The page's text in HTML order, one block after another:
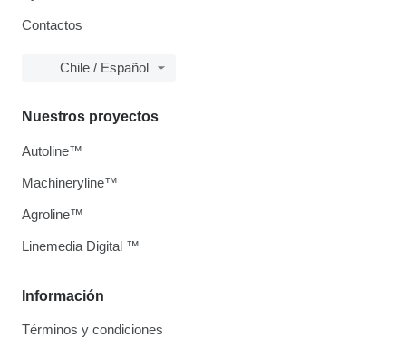
Contactos
Chile / Español
Información
Términos y condiciones
Nuestros proyectos
Autoline™
Machineryline™
Agroline™
Linemedia Digital ™